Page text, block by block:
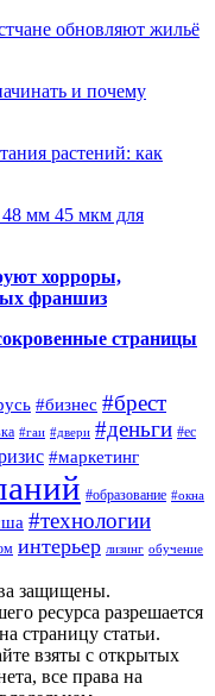
обновляют жильё
и почему
растений: как
48 мм 45 мкм для
хорроры,
франшиз
страницы
#бизнес #брест
#гаи #двери #деньги #ес
#маркетинг
#образование #окна
#технологии
интерьер лизинг обучение
защищены.
ресурса разрешается
страницу статьи.
взяты с открытых
все права на